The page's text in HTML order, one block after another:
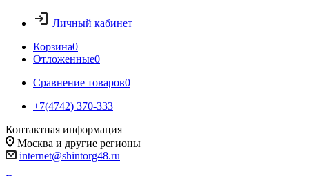
Личный кабинет
Корзина0
Отложенные0
Сравнение товаров0
+7(4742) 370-333
Контактная информация
Москва и другие регионы
internet@shintorg48.ru